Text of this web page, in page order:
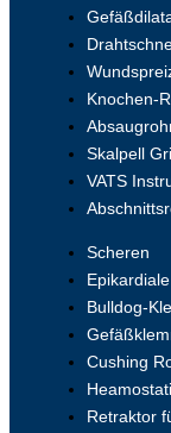
Knochen-
Skalpell
VATS
Scheren
Bulldog-
Cushing
Retraktor